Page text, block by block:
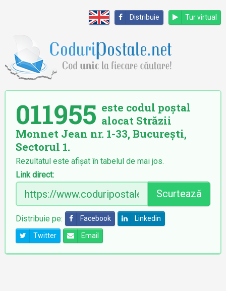
Distribuie Tur virtual
011955 este codul poștal
alocat Străzii
Monnet Jean nr. 1-33, București,
Sectorul 1.
Rezultatul este afișat în tabelul de mai jos.
Link direct:
Scurtează
Distribuie pe: Facebook Linkedin
Twitter Email